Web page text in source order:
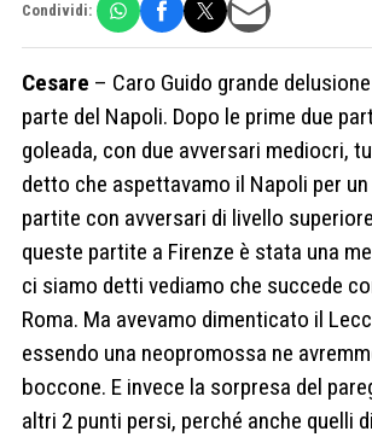
Condividi:
Cesare – Caro Guido grande
parte del Napoli. Dopo le prime due
goleada, con due avversari mediocri,
detto che aspettavamo il Napoli per
partite con avversari di livello
queste partite a Firenze è stata una
ci siamo detti vediamo che succede
Roma. Ma avevamo dimenticato il
essendo una neopromossa ne
boccone. E invece la sorpresa del
altri 2 punti persi, perché anche quelli